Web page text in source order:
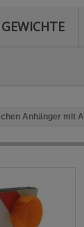
GEWICHTE
Anhänger mit